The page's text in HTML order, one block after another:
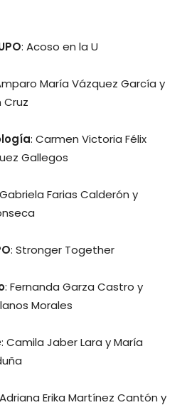
: Acoso en la U
María Vázquez García y
Cruz
: Carmen Victoria Félix
Gallegos
Farias Calderón y
: Stronger Together
: Fernanda Garza Castro y
Morales
: Camila Jaber Lara y María
Adriana Erika Martínez Cantón y